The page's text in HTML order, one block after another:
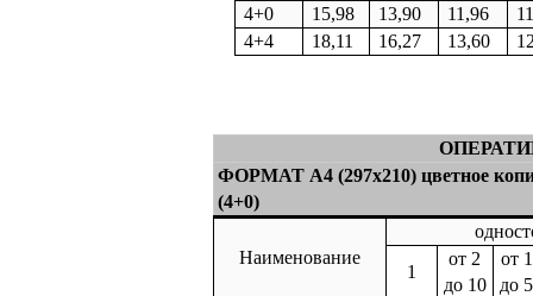
4+0
15,98 13,90 11,96
4+4
18,11 16,27 13,60
ФОРМАТ А4 (297х210) цветное
(4+0)
Наименование
1
от 2
до 10
от
до